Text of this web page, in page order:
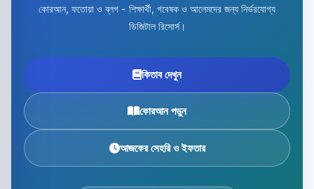
কোরআন, ফতোয়া ও ব্লগ - শিক্ষার্থী, গবেষক ও আলেমদের জন্য নির্ভরযোগ্য
ডিজিটাল রিসোর্স।
কিতাব দেখুন
কোরআন পড়ুন
আজকের সেহরি ও ইফতার